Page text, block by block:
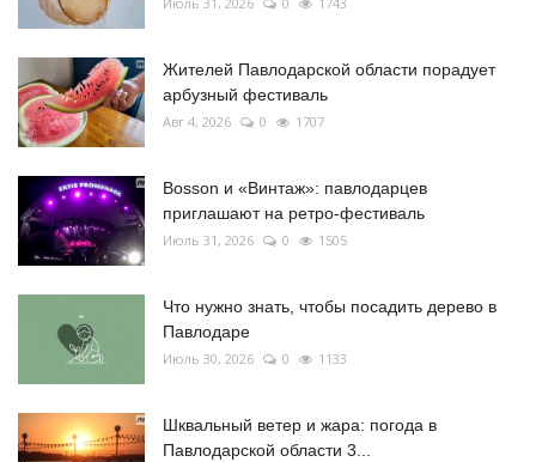
Жителей Павлодарской области порадует
арбузный фестиваль
Авг 4, 2026 0 1707
Bosson и «Винтаж»: павлодарцев
приглашают на ретро-фестиваль
Июль 31, 2026 0 1505
Что нужно знать, чтобы посадить дерево в
Павлодаре
Июль 30, 2026 0 1133
Шквальный ветер и жара: погода в
Павлодарской области 3...